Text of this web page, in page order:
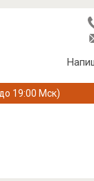
19:00 Мск)